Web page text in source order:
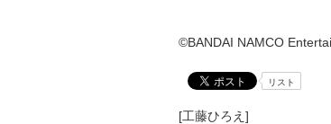
©BANDAI NAMCO
リスト
[工藤ひろえ]